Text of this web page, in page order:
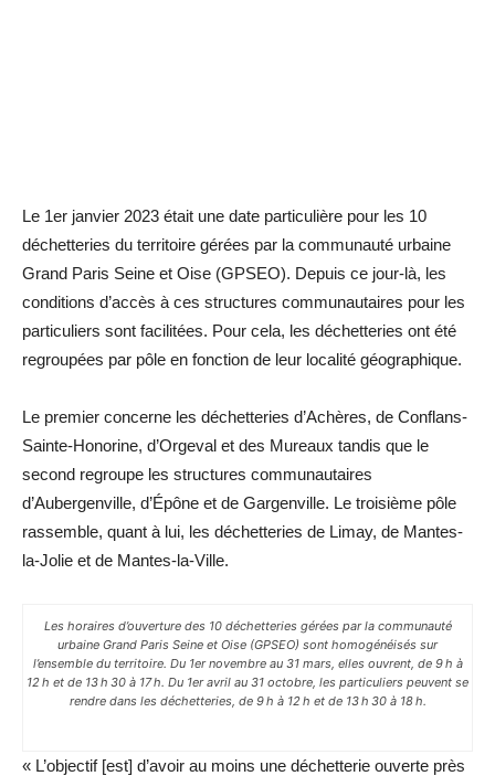
Le 1er janvier 2023 était une date particulière pour les 10
déchetteries du territoire gérées par la communauté urbaine
Grand Paris Seine et Oise (GPSEO). Depuis ce jour-là, les
conditions d’accès à ces structures communautaires pour les
particuliers sont facilitées. Pour cela, les déchetteries ont été
regroupées par pôle en fonction de leur localité géographique.
Le premier concerne les déchetteries d’Achères, de Conflans-
Sainte-Honorine, d’Orgeval et des Mureaux tandis que le
second regroupe les structures communautaires
d’Aubergenville, d’Épône et de Gargenville. Le troisième pôle
rassemble, quant à lui, les déchetteries de Limay, de Mantes-
la-Jolie et de Mantes-la-Ville.
Les horaires d’ouverture des 10 déchetteries gérées par la communauté
urbaine Grand Paris Seine et Oise (GPSEO) sont homogénéisés sur
l’ensemble du territoire. Du 1er novembre au 31 mars, elles ouvrent, de 9 h à
12 h et de 13 h 30 à 17 h. Du 1er avril au 31 octobre, les particuliers peuvent se
rendre dans les déchetteries, de 9 h à 12 h et de 13 h 30 à 18 h.
« L’objectif [est] d’avoir au moins une déchetterie ouverte près